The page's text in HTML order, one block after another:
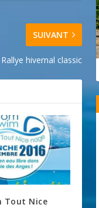
SUIVANT
Rallye hivernal classic
Tout Nice